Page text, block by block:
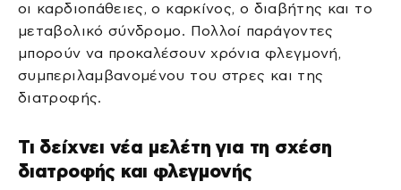
οι καρδιοπάθειες, ο καρκίνος, ο διαβήτης και το
μεταβολικό σύνδρομο. Πολλοί παράγοντες
μπορούν να προκαλέσουν χρόνια φλεγμονή,
συμπεριλαμβανομένου του στρες και της
διατροφής.
Τι δείχνει νέα μελέτη για τη σχέση
διατροφής και φλεγμονής